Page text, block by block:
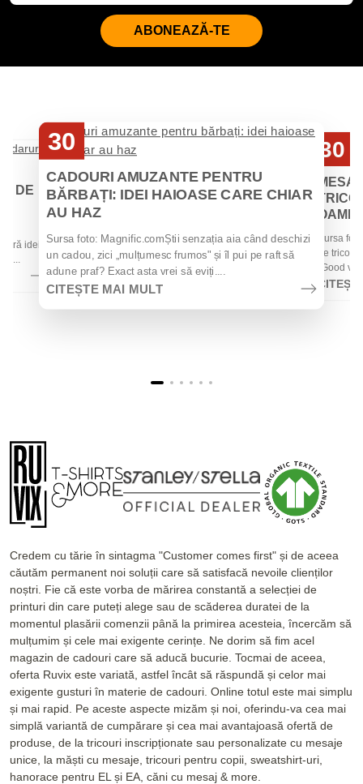
ABONEAZĂ-TE
DE
idei
30
CADOURI AMUZANTE PENTRU
BĂRBAȚI: IDEI HAIOASE CARE CHIAR
AU HAZ
Sursa foto: Magnific.comȘtii senzația aia când deschizi
un cadou, zici „mulțumesc frumos" și îl pui pe raft să
adune praf? Exact asta vrei să eviți....
CITEȘTE MAI MULT
30
Sursa
de
„Good
Credem cu tărie în sintagma "Customer comes first" și de aceea
căutăm permanent noi soluții care să satisfacă nevoile clienților
noștri. Fie că este vorba de mărirea constantă a selecției de
printuri din care puteți alege sau de scăderea duratei de la
momentul plasării comenzii până la primirea acesteia, încercăm să
mulțumim și cele mai exigente cerințe. Ne dorim să fim acel
magazin de cadouri care să aducă bucurie. Tocmai de aceea,
oferta Ruvix este variată, astfel încât să răspundă și celor mai
exigente gusturi în materie de cadouri. Online totul este mai simplu
și mai rapid. Pe aceste aspecte mizăm și noi, oferindu-va cea mai
simplă variantă de cumpărare și cea mai avantajoasă ofertă de
produse, de la tricouri inscripționate sau personalizate cu mesaje
unice, la măști cu mesaje, tricouri pentru copii, sweatshirt-uri,
hanorace pentru EL și EA, căni cu mesaj & more.